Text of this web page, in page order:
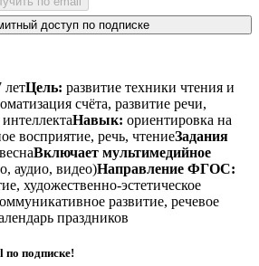
доступ по подписке
летЦель: развитие техники чтения и
счёта, развитие речи,
Навык: ориентировка на
восприятие, речь, чтениеЗадания
веснаВключает мультимедийное
аудио, видео)Направление ФГОС:
художественно-эстетическое
развитие, речевое
праздников
по подписке!